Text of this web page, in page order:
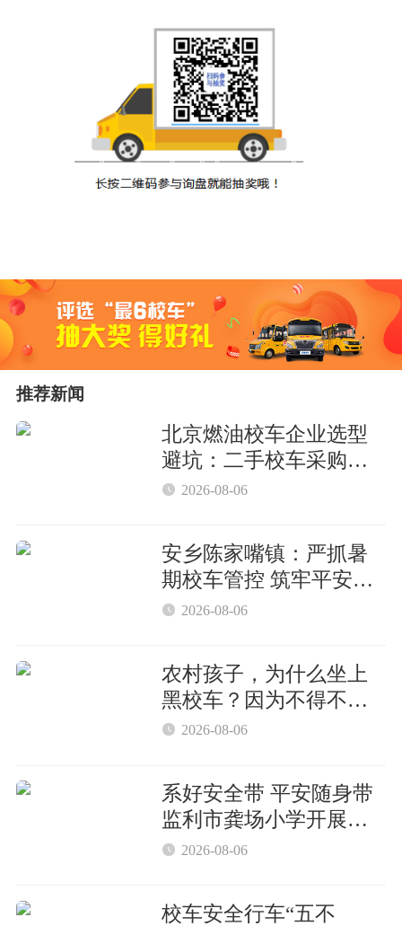
推荐新闻
北京燃油校车企业选型
避坑：二手校车采购核
心参数与合规要点
 2026-08-06
安乡陈家嘴镇：严抓暑
期校车管控 筑牢平安防
护屏障
 2026-08-06
农村孩子，为什么坐上
黑校车？因为不得不
坐！
 2026-08-06
系好安全带 平安随身带
监利市龚场小学开展校
车交通安全主题教育活
 2026-08-06
校车安全行车“五不